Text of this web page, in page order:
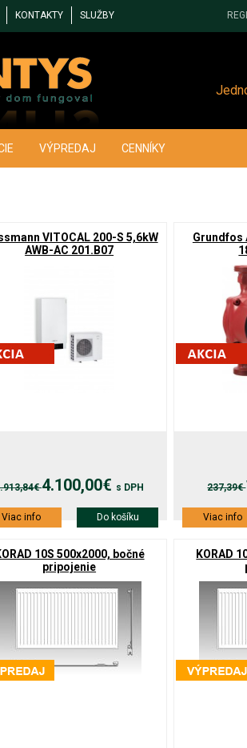
KONTAKTY SLUŽBY
VÝPREDAJ CENNÍKY
VITOCAL 200-S 5,6kW
AWB-AC 201.B07
4.100,00€ s DPH
Viac info Do košíku
Grundfos
237,39€
Viac info
10S 500x2000, bočné
pripojenie
KORAD